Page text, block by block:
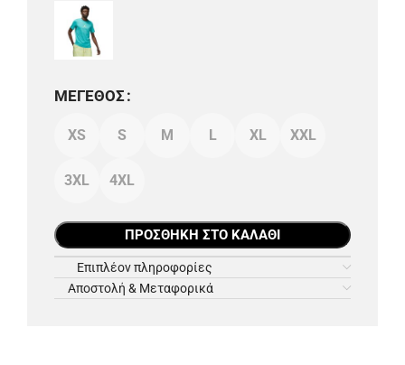
ΜΈΓΕΘΟΣ
XS S M L XL XXL
3XL 4XL
ΠΡΟΣΘΉΚΗ ΣΤΟ ΚΑΛΆΘΙ
Επιπλέον πληροφορίες
Αποστολή & Μεταφορικά